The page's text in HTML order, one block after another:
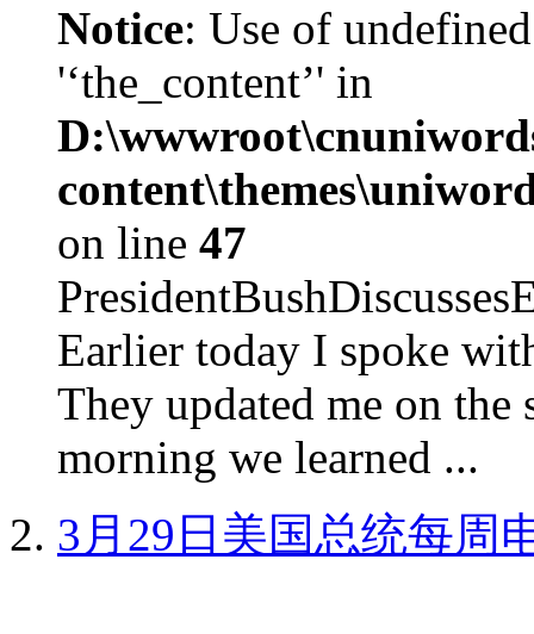
Notice: Use of
'‘the_content’' in
on line 47
Earlier today I spoke
They updated me on the
morning we learned ...
3月29日美国总统每周